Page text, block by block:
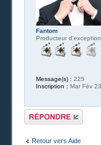
Fantom
Producteur d'exception
Message(s) : 225
Inscription : Mar Fév
Publier une
réponse
Retour vers Aide